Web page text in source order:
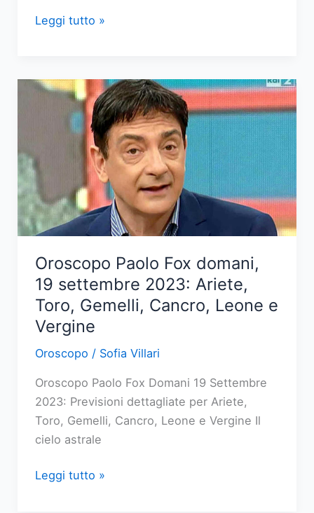
Oroscopo
domani,
19
settembre
Scorpione,
Sagittario,
Capricorno,
Acquario
Pesci
Leggi tutto »
Oroscopo Paolo Fox domani,
19 settembre 2023: Ariete,
Toro, Gemelli, Cancro, Leone e
Vergine
Oroscopo / Sofia Villari
Oroscopo Paolo Fox Domani 19 Settembre
2023: Previsioni dettagliate per Ariete,
Toro, Gemelli, Cancro, Leone e Vergine Il
cielo astrale
Oroscopo
Leggi tutto »